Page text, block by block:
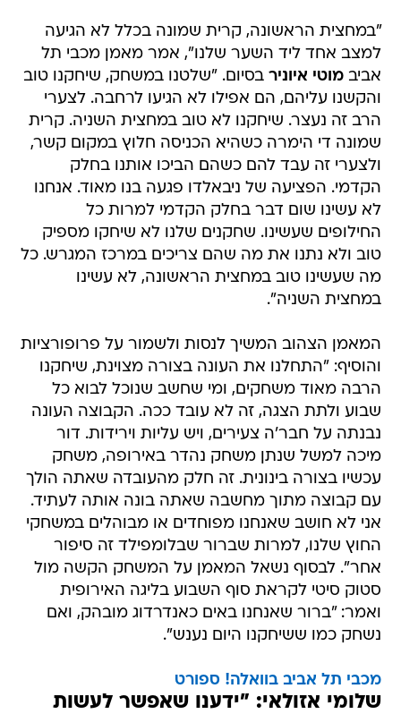
"במחצית הראשונה, קרית שמונה בכלל לא הגיעה
למצב אחד ליד השער שלנו", אמר מאמן מכבי תל
אביבמוטי איוניר בסיום. "שלטנו במשחק, שיחקנו טוב
והקשנו עליהם, הם אפילו לא הגיעו לרחבה. לצערי
הרב זה נעצר. שיחקנו לא טוב במחצית השניה. קרית
שמונה די הימרה כשהיא הכניסה חלוץ במקום קשר,
ולצערי זה עבד להם כשהם הביכו אותנו בחלק
הקדמי. הפציעה של ניבאלדו פגעה בנו מאוד. אנחנו
לא עשינו שום דבר בחלק הקדמי למרות כל
החילופים שעשינו. שחקנים שלנו לא שיחקו מספיק
טוב ולא נתנו את מה שהם צריכים במרכז המגרש. כל
מה שעשינו טוב במחצית הראשונה, לא עשינו
במחצית השניה".
המאמן הצהוב המשיך לנסות ולשמור על פרופורציות
והוסיף: "התחלנו את העונה בצורה מצוינת, שיחקנו
הרבה מאוד משחקים, ומי שחשב שנוכל לבוא כל
שבוע ולתת הצגה, זה לא עובד ככה. הקבוצה העונה
נבנתה על חבר'ה צעירים, ויש עליות וירידות. דור
מיכה למשל שנתן משחק נהדר באירופה, משחק
עכשיו בצורה בינונית. זה חלק מהעובדה שאתה הולך
עם קבוצה מתוך מחשבה שאתה בונה אותה לעתיד.
אני לא חושב שאנחנו מפוחדים או מבוהלים במשחקי
החוץ שלנו, למרות שברור שבלומפילד זה סיפור
אחר". לבסוף נשאל המאמן על המשחק הקשה מול
סטוק סיטי לקראת סוף השבוע בליגה האירופית
ואמר: "ברור שאנחנו באים כאנדרדוג מובהק, ואם
נשחק כמו ששיחקנו היום נענש".
מכבי תל אביב בוואלה! ספורט
שלומי אזולאי: "ידענו שאפשר לעשות